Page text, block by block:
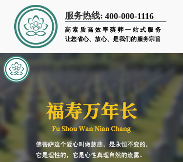
服务热线: 400-000-1116
高素质高效率殡葬一站式服务
让您省心、放心、是我们的服务宗旨